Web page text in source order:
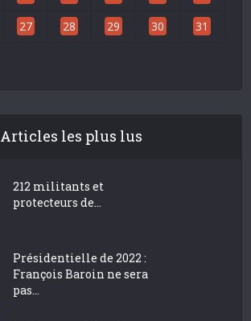
27 28 29 30 31
Articles les plus lus
212 militants et
protecteurs de...
Présidentielle de 2022 :
François Baroin ne sera
pas...